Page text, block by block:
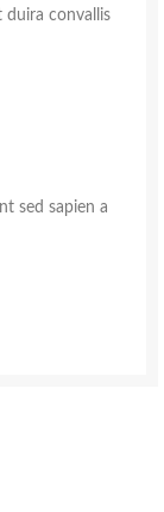
duira convallis
sed sapien a